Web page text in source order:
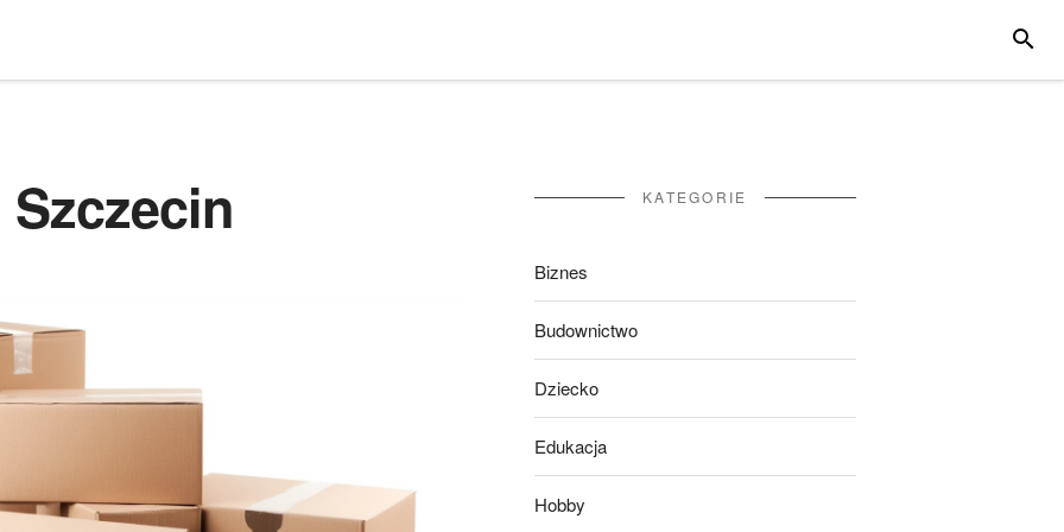
KATEGORIE
Biznes
Budownictwo
Dziecko
Edukacja
Hobby